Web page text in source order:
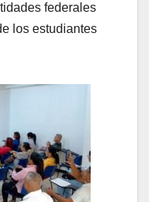
federales
los estudiantes